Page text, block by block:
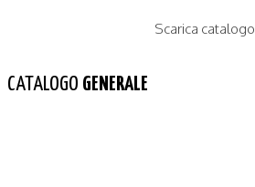
Scarica catalogo
CATALOGO GENERALE